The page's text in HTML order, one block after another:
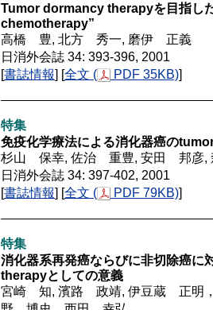
Tumor dormancy therapyを目指し
chemotherapy”
高橋 豊, 北方 秀一, 磨伊 正義
日消外会誌 34: 393-396, 2001
[書誌情報] [全文 ( PDF 35KB)]
特集
免疫化学療法による消化器癌の
杉山 保幸, 佐治 重豊, 安田 邦
日消外会誌 34: 397-402, 2001
[書誌情報] [全文 ( PDF 79KB)]
特集
消化器系再発癌ならびに非切除癌
therapyとしての意義
宮崎 知, 濱路 政靖, 伊豆蔵 正明